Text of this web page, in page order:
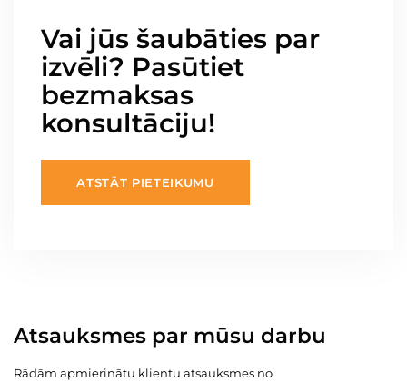
Vai jūs šaubāties par
izvēli? Pasūtiet
bezmaksas
konsultāciju!
ATSTĀT PIETEIKUMU
Atsauksmes par mūsu darbu
Rādām apmierinātu klientu atsauksmes no